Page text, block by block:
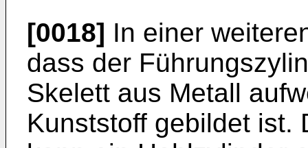
[0018] In einer
dass der
Skelett aus Metall
Kunststoff gebildet ist.